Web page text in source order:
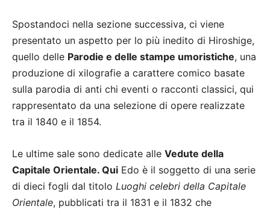
Spostandoci nella sezione successiva, ci viene
presentato un aspetto per lo più inedito di Hiroshige,
quello delle Parodie e delle stampe umoristiche, una
produzione di xilografie a carattere comico basate
sulla parodia di anti chi eventi o racconti classici, qui
rappresentato da una selezione di opere realizzate
tra il 1840 e il 1854.
Le ultime sale sono dedicate alle Vedute della
Capitale Orientale. Qui Edo è il soggetto di una serie
di dieci fogli dal titolo Luoghi celebri della Capitale
Orientale, pubblicati tra il 1831 e il 1832 che